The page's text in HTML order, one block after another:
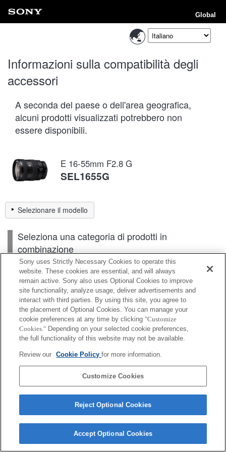
Global
Informazioni sulla compatibilità degli
accessori
A seconda del paese o dell'area geografica,
alcuni prodotti visualizzati potrebbero non
essere disponibili.
E 16-55mm F2.8 G
SEL1655G
Selezionare il modello
Seleziona una categoria di prodotti in
combinazione
Corpo
Accessori per obiettivo
Accessori
A seconda del paese o dell'area geografica, alcuni
prodotti visualizzati potrebbero non essere
Copyright 2026 Sony Corporation
Sony uses Strictly Necessary Cookies to operate this
website. These cookies are essential, and will always
remain active. Sony also uses Optional Cookies to improve
site functionality, analyze usage, deliver advertisements and
interact with third parties. By using this site, you agree to
the placement of Optional Cookies. You can manage your
cookie preferences at any time by clicking "Customize
Cookies." Depending on your selected cookie preferences,
the full functionality of this website may not be available.
Review our Cookie Policyfor more information.
Customize Cookies
Reject Optional Cookies
Accept Optional Cookies